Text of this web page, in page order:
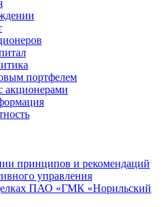
портфелем
акционерами
принципов и рекомендаций
управления
ПАО «ГМК «Норильский